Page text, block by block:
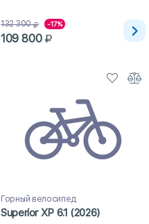
132 300 -17%
109 800
Горный велосипед
Superior XP 6.1 (2026)